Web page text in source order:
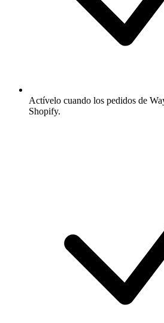
Actívelo cuando los pedidos de
Shopify.